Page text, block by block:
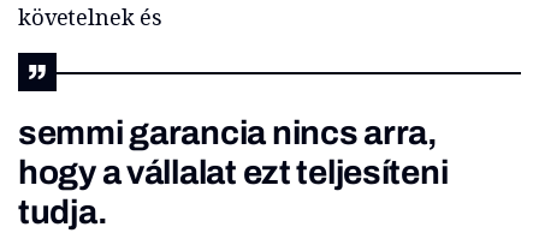
követelnek és
semmi garancia nincs arra,
hogy a vállalat ezt teljesíteni
tudja.